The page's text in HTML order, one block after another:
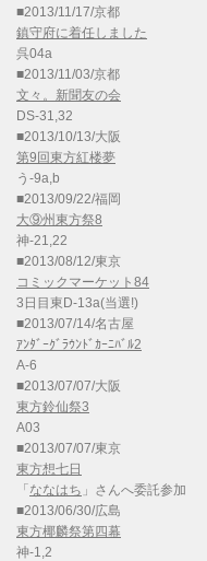
■2013/11/17/京都
鎮守府に着任しました
呉04a
■2013/11/03/京都
文々。新聞友の会
DS-31,32
■2013/10/13/大阪
第9回東方紅楼夢
う-9a,b
■2013/09/22/福岡
大⑨州東方祭8
神-21,22
■2013/08/12/東京
コミックマーケット84
3日目東D-13a(当選!)
■2013/07/14/名古屋
ｱﾝﾀﾞｰｸﾞﾗｳﾝﾄﾞｶｰﾆﾊﾞﾙ2
A-6
■2013/07/07/大阪
東方鈴仙祭3
A03
■2013/07/07/東京
東方想七日
「 ななはち 」さんへ委託参加
■2013/06/30/広島
東方椰麟祭第四幕
神-1,2